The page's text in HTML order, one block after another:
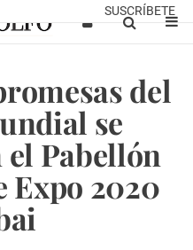
SUSCRÍBETE
del
se
Pabellón
Expo 2020